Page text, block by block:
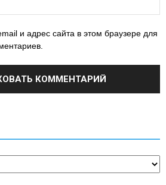
и адрес сайта в этом браузере для